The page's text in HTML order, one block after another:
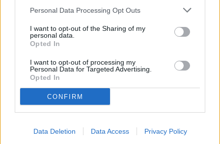
Personal Data Processing Opt Outs
I want to opt-out of the Sharing of my
personal data.
Opted In
I want to opt-out of processing my
Personal Data for Targeted Advertising.
Opted In
CONFIRM
Data Deletion Data Access Privacy Policy
🆕 𝑷𝑨𝑼 𝑳𝑶𝑷𝑬𝒁, presentado ✅